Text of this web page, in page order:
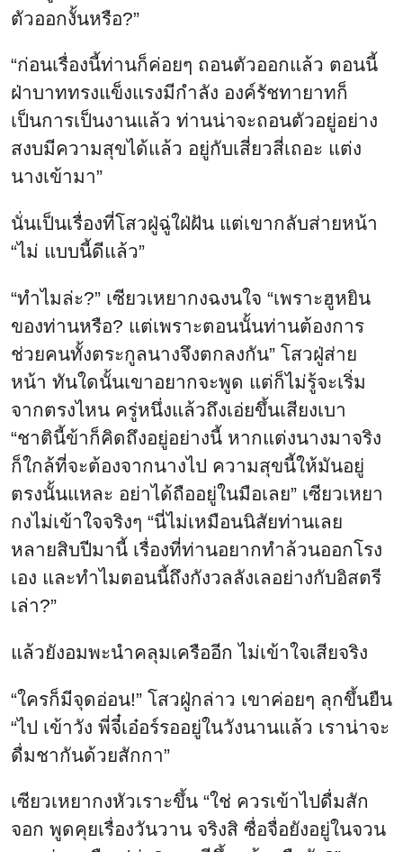
ตัวออกงั้นหรือ?”
“ก่อนเรื่องนี้ท่านก็ค่อยๆ ถอนตัวออกแล้ว ตอนนี้
ฝ่าบาททรงแข็งแรงมีกำลัง องค์รัชทายาทก็
เป็นการเป็นงานแล้ว ท่านน่าจะถอนตัวอยู่อย่าง
สงบมีความสุขได้แล้ว อยู่กับเสี่ยวสี่เถอะ แต่ง
นางเข้ามา”
นั่นเป็นเรื่องที่โสวฝู่ฉู่ใฝ่ฝัน แต่เขากลับส่ายหน้า
“ไม่ แบบนี้ดีแล้ว”
“ทำไมล่ะ?” เซียวเหยากงฉงนใจ “เพราะฮูหยิน
ของท่านหรือ? แต่เพราะตอนนั้นท่านต้องการ
ช่วยคนทั้งตระกูลนางจึงตกลงกัน” โสวฝู่ส่าย
หน้า ทันใดนั้นเขาอยากจะพูด แต่ก็ไม่รู้จะเริ่ม
จากตรงไหน ครู่หนึ่งแล้วถึงเอ่ยขึ้นเสียงเบา
“ชาตินี้ข้าก็คิดถึงอยู่อย่างนี้ หากแต่งนางมาจริง
ก็ใกล้ที่จะต้องจากนางไป ความสุขนี้ให้มันอยู่
ตรงนั้นแหละ อย่าได้ถืออยู่ในมือเลย” เซียวเหยา
กงไม่เข้าใจจริงๆ “นี่ไม่เหมือนนิสัยท่านเลย
หลายสิบปีมานี้ เรื่องที่ท่านอยากทำล้วนออกโรง
เอง และทำไมตอนนี้ถึงกังวลลังเลอย่างกับอิสตรี
เล่า?”
แล้วยังอมพะนำคลุมเครืออีก ไม่เข้าใจเสียจริง
“ใครก็มีจุดอ่อน!” โสวฝู่กล่าว เขาค่อยๆ ลุกขึ้นยืน
“ไป เข้าวัง พี่จี๋เอ๋อร์รออยู่ในวังนานแล้ว เราน่าจะ
ดื่มชากันด้วยสักกา”